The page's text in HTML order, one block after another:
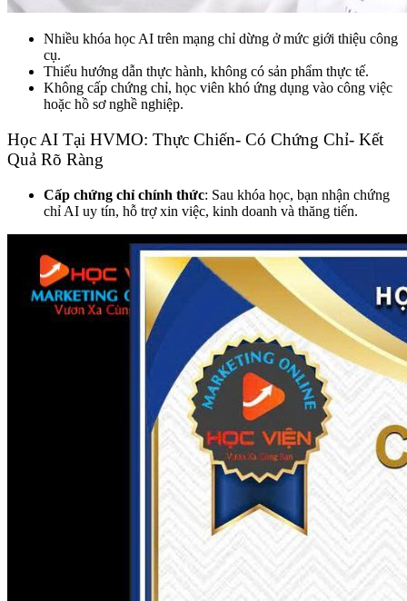
Nhiều khóa học AI trên mạng chỉ dừng ở mức giới thiệu công
cụ.
Thiếu hướng dẫn thực hành, không có sản phẩm thực tế.
Không cấp chứng chỉ, học viên khó ứng dụng vào công việc
hoặc hồ sơ nghề nghiệp.
Học AI Tại HVMO: Thực Chiến- Có Chứng Chỉ- Kết
Quả Rõ Ràng
Cấp chứng chỉ chính thức: Sau khóa học, bạn nhận chứng
chỉ AI uy tín, hỗ trợ xin việc, kinh doanh và thăng tiến.